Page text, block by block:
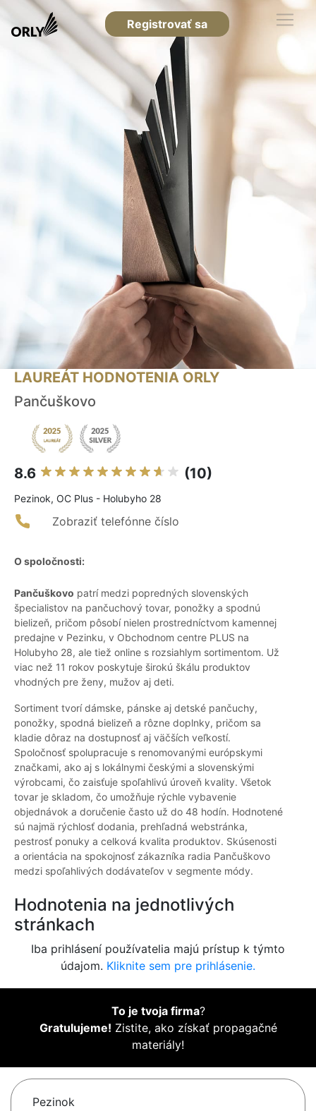
Registrovať sa
LAUREÁT HODNOTENIA ORLY
Pančuškovo
8.6 (10)
Pezinok, OC Plus - Holubyho 28
Zobraziť telefónne číslo
O spoločnosti:
Pančuškovo patrí medzi popredných slovenských
špecialistov na pančuchový tovar, ponožky a spodnú
bielizeň, pričom pôsobí nielen prostredníctvom kamennej
predajne v Pezinku, v Obchodnom centre PLUS na
Holubyho 28, ale tiež online s rozsiahlym sortimentom. Už
viac než 11 rokov poskytuje širokú škálu produktov
vhodných pre ženy, mužov aj deti.
Sortiment tvorí dámske, pánske aj detské pančuchy,
ponožky, spodná bielizeň a rôzne doplnky, pričom sa
kladie dôraz na dostupnosť aj väčších veľkostí.
Spoločnosť spolupracuje s renomovanými európskymi
značkami, ako aj s lokálnymi českými a slovenskými
výrobcami, čo zaisťuje spoľahlivú úroveň kvality. Všetok
tovar je skladom, čo umožňuje rýchle vybavenie
objednávok a doručenie často už do 48 hodín. Hodnotené
sú najmä rýchlosť dodania, prehľadná webstránka,
pestrosť ponuky a celková kvalita produktov. Skúsenosti
a orientácia na spokojnosť zákazníka radia Pančuškovo
medzi spoľahlivých dodávateľov v segmente módy.
Hodnotenia na jednotlivých
stránkach
Iba prihlásení používatelia majú prístup k týmto
údajom. Kliknite sem pre prihlásenie.
To je tvoja firma?
Gratulujeme! Zistite, ako získať propagačné
materiály!
Pezinok